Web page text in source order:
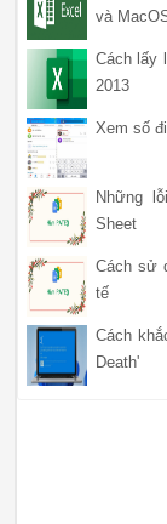
và
Cách lấy
2013
Xem số
Những
Sheet
Cách sử
tế
Cách
Death'